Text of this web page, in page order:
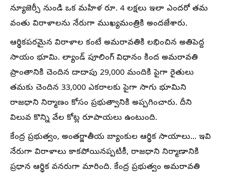
న్యూజెర్సీ నుండి ఒక మహిళ రూ. 4 లక్షలు ఇలా ఎందరో తమ
వంతు విరాళాలను నేరుగా ముఖ్యమంత్రికి అందజేశారు.
ఆర్థికపరమైన విరాళాల కంటే అమరావతికి లభించిన అతిపెద్ద
సాయం భూమి. ల్యాండ్ పూలింగ్ విధానం కింద అమరావతి
ప్రాంతానికి చెందిన దాదాపు 29,000 మందికి పైగా రైతులు
తమకు చెందిన 33,000 ఎకరాలకు పైగా సాగు భూమిని
రాజధాని నిర్మాణం కోసం ప్రభుత్వానికి అప్పగించారు. దీని
విలువ కొన్ని వేల కోట్ల రూపాయలు ఉంటుంది.
కేంద్ర ప్రభుత్వం, అంతర్జాతీయ బ్యాంకుల ఆర్థిక సాయాలు... ఇవి
నేరుగా విరాళాలు కాకపోయినప్పటికీ, రాజధాని నిర్మాణానికి
ప్రధాన ఆర్థిక వనరుగా మారింది. కేంద్ర ప్రభుత్వం అమరావతి